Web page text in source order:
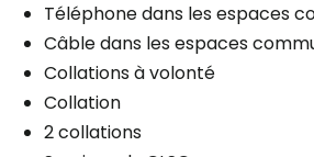
Téléphone dans les espaces
Câble dans les espaces
Collations à volonté
Collation
2 collations